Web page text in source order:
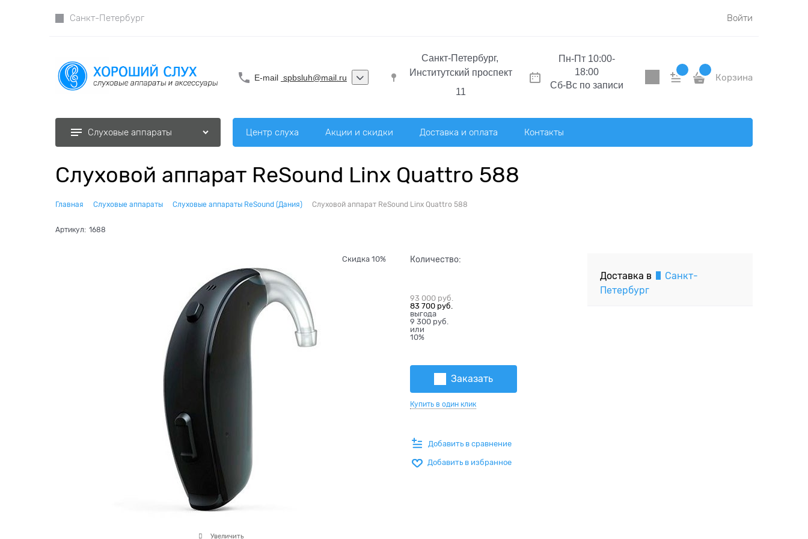
Санкт-Петербург Войти
E-mail spbsluh@mail.ru
Санкт-Петербург,
Институтский проспект
11
Пн-Пт 10:00-
18:00
Сб-Вc по записи
Корзина
Слуховые аппараты Центр слуха Акции и скидки Доставка и оплата Контакты
Слуховой аппарат ReSound Linx Quattro 588
Главная Слуховые аппараты Слуховые аппараты ReSound (Дания) Слуховой аппарат ReSound Linx Quattro 588
Артикул: 1688
Скидка 10%
Увеличить
Количество:
93 000 руб.
83 700 руб.
выгода
9 300 руб.
или
10%
Заказать
Купить в один клик
Добавить в сравнение
Добавить в избранное
Доставка в
Санкт-
Петербург